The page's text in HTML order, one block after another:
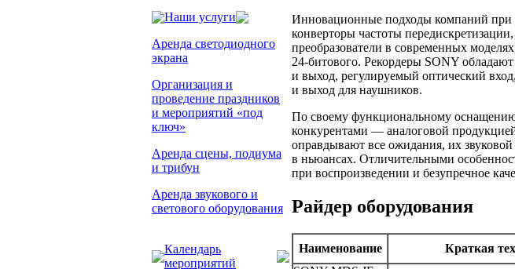
Наши услуги
Аренда светодиодного
экрана
Организация и
проведение праздников
и мероприятий «под
ключ»
Аренда сцены, подиума
и трибун
Аренда звукового и
светового оборудования
Календарь
мероприятий
Инновационные подходы компаний при
конверторы частоты
преобразователи в современных
24-битового. Рекордеры SONY
и выход, регулируемый оптический
и выход для наушников.
По своему функциональному
конкурентами — аналоговой
оправдывают все ожидания, их звуковой
в ньюансах. Отличительными
при воспроизведении и безупречное
Райдер оборудования
Наименование Краткая